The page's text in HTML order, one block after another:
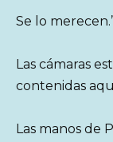
Se lo
Las cámaras
contenidas
Las manos de